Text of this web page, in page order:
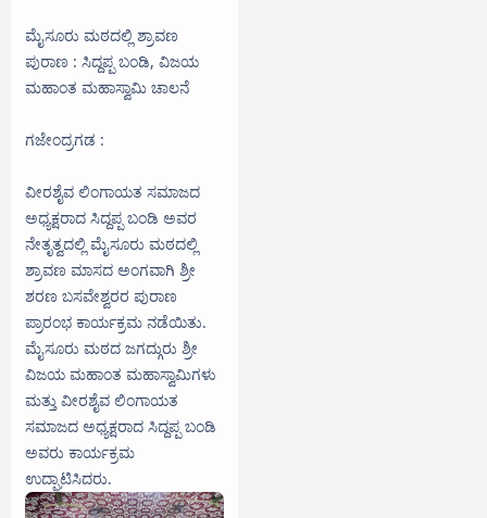
ಮೈಸೂರು ಮಠದಲ್ಲಿ ಶ್ರಾವಣ
ಪುರಾಣ : ಸಿದ್ದಪ್ಪ ಬಂಡಿ, ವಿಜಯ
ಮಹಾಂತ ಮಹಾಸ್ವಾಮಿ ಚಾಲನೆ
ಗಜೇಂದ್ರಗಡ :
ವೀರಶೈವ ಲಿಂಗಾಯತ ಸಮಾಜದ
ಅಧ್ಯಕ್ಷರಾದ ಸಿದ್ದಪ್ಪ ಬಂಡಿ ಅವರ
ನೇತೃತ್ವದಲ್ಲಿ ಮೈಸೂರು ಮಠದಲ್ಲಿ
ಶ್ರಾವಣ ಮಾಸದ ಅಂಗವಾಗಿ ಶ್ರೀ
ಶರಣ ಬಸವೇಶ್ವರರ ಪುರಾಣ
ಪ್ರಾರಂಭ ಕಾರ್ಯಕ್ರಮ ನಡೆಯಿತು.
ಮೈಸೂರು ಮಠದ ಜಗದ್ಗುರು ಶ್ರೀ
ವಿಜಯ ಮಹಾಂತ ಮಹಾಸ್ವಾಮಿಗಳು
ಮತ್ತು ವೀರಶೈವ ಲಿಂಗಾಯತ
ಸಮಾಜದ ಅಧ್ಯಕ್ಷರಾದ ಸಿದ್ದಪ್ಪ ಬಂಡಿ
ಅವರು ಕಾರ್ಯಕ್ರಮ
ಉದ್ಘಾಟಿಸಿದರು.